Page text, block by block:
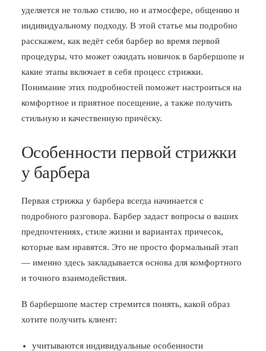
уделяется не только стилю, но и атмосфере, общению и
индивидуальному подходу. В этой статье мы подробно
расскажем, как ведёт себя барбер во время первой
процедуры, что может ожидать новичок в барбершопе и
какие этапы включает в себя процесс стрижки.
Понимание этих подробностей поможет настроиться на
комфортное и приятное посещение, а также получить
стильную и качественную причёску.
Особенности первой стрижки
у барбера
Первая стрижка у барбера всегда начинается с
подробного разговора. Барбер задаст вопросы о ваших
предпочтениях, стиле жизни и вариантах причесок,
которые вам нравятся. Это не просто формальный этап
— именно здесь закладывается основа для комфортного
и точного взаимодействия.
В барбершопе мастер стремится понять, какой образ
хотите получить клиент:
учитываются индивидуальные особенности